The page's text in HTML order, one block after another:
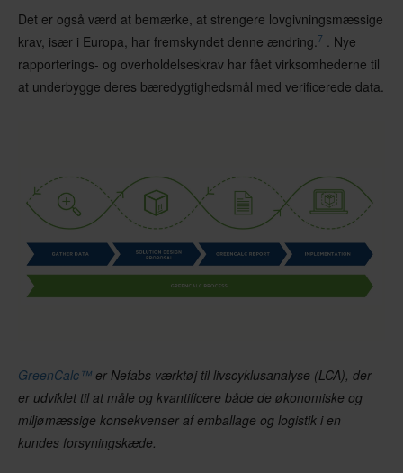
Det er også værd at bemærke, at strengere lovgivningsmæssige
krav, især i Europa, har fremskyndet denne ændring. 7
. Nye
rapporterings- og overholdelseskrav har fået virksomhederne til
at underbygge deres bæredygtighedsmål med verificerede data.
GreenCalc™ er Nefabs værktøj til livscyklusanalyse (LCA), der
er udviklet til at måle og kvantificere både de økonomiske og
miljømæssige konsekvenser af emballage og logistik i en
kundes forsyningskæde.